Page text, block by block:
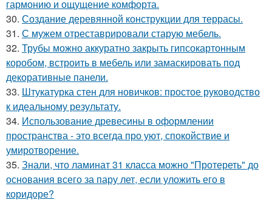
гармонию и ощущение комфорта.
30. Создание деревянной конструкции для террасы.
31. С мужем отреставрировали старую мебель.
32. Трубы можно аккуратно закрыть гипсокартонным
коробом, встроить в мебель или замаскировать под
декоративные панели.
33. Штукатурка стен для новичков: простое руководство
к идеальному результату.
34. Использование древесины в оформлении
пространства - это всегда про уют, спокойствие и
умиротворение.
35. Знали, что ламинат 31 класса можно "Протереть" до
основания всего за пару лет, если уложить его в
коридоре?